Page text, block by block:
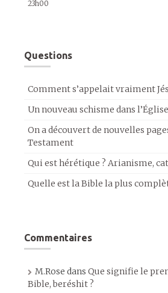
23h00
Questions
Comment s’appelait vraiment
Un nouveau schisme dans
On a découvert de nouvelles
Testament
Qui est hérétique ? Arianisme,
Quelle est la Bible la plus
Commentaires
M.Rose dans Que signifie le
Bible, beréshit ?